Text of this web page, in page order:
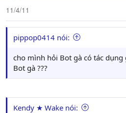
11/4/11
pippop0414 nói:
cho mình hỏi Bot gà có tác dụng
Bot gà ???
Kendy ★ Wake nói: